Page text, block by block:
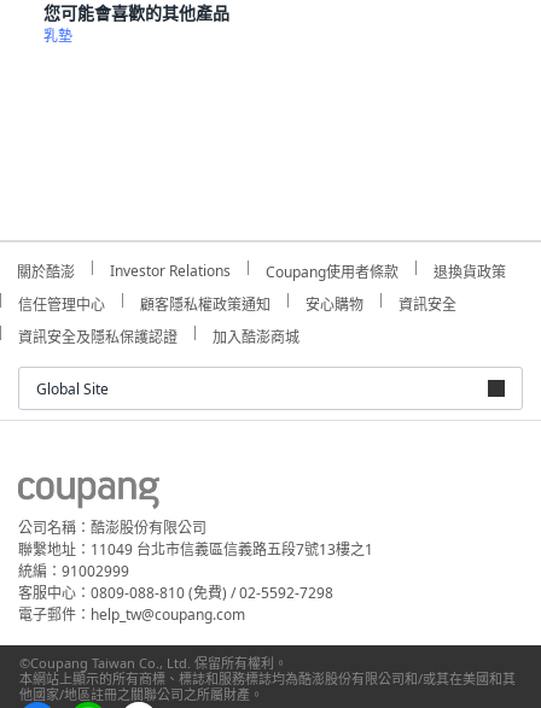
您可能會喜歡的其他產品
乳墊
關於酷澎 Investor Relations Coupang使用者條款
退換貨政策
信任管理中心
顧客隱私權政策通知 安心購物
資訊安全
資訊安全及隱私保護認證
加入酷澎商城
Global Site
公司名稱：酷澎股份有限公司
聯繫地址：11049 台北市信義區信義路五段7號13樓之1
統編：91002999
客服中心：0809-088-810 (免費) / 02-5592-7298
電子郵件：help_tw@coupang.com
©Coupang Taiwan Co., Ltd. 保留所有權利。
本網站上顯示的所有商標、標誌和服務標誌均為酷澎股份有限公司和/或其在美國和其
他國家/地區註冊之關聯公司之所屬財產。